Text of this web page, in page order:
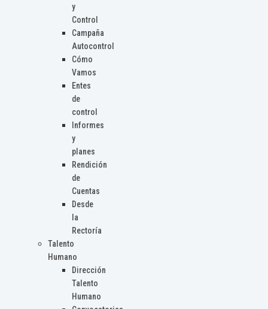
y
Control
Campaña
Autocontrol
Cómo
Vamos
Entes
de
control
Informes
y
planes
Rendición
de
Cuentas
Desde
la
Rectoría
Talento
Humano
Dirección
Talento
Humano